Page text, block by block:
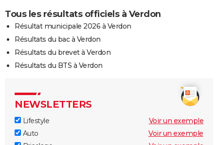
Tous les résultats officiels à Verdon
Résultat municipale 2026 à Verdon
Résultats du bac à Verdon
Résultats du brevet à Verdon
Résultats du BTS à Verdon
NEWSLETTERS
Lifestyle
Voir un exemple
Auto
Voir un exemple